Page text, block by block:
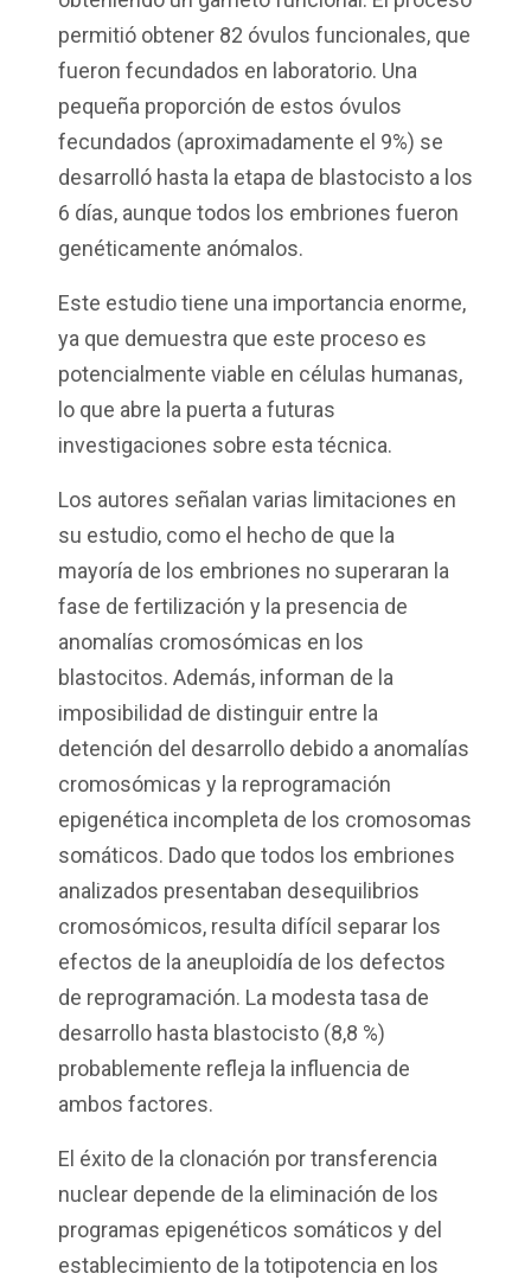
permitió obtener 82 óvulos funcionales, que
fueron fecundados en laboratorio. Una
pequeña proporción de estos óvulos
fecundados (aproximadamente el 9%) se
desarrolló hasta la etapa de blastocisto a los
6 días, aunque todos los embriones fueron
genéticamente anómalos.
Este estudio tiene una importancia enorme,
ya que demuestra que este proceso es
potencialmente viable en células humanas,
lo que abre la puerta a futuras
investigaciones sobre esta técnica.
Los autores señalan varias limitaciones en
su estudio, como el hecho de que la
mayoría de los embriones no superaran la
fase de fertilización y la presencia de
anomalías cromosómicas en los
blastocitos. Además, informan de la
imposibilidad de distinguir entre la
detención del desarrollo debido a anomalías
cromosómicas y la reprogramación
epigenética incompleta de los cromosomas
somáticos. Dado que todos los embriones
analizados presentaban desequilibrios
cromosómicos, resulta difícil separar los
efectos de la aneuploidía de los defectos
de reprogramación. La modesta tasa de
desarrollo hasta blastocisto (8,8 %)
probablemente refleja la influencia de
ambos factores.
El éxito de la clonación por transferencia
nuclear depende de la eliminación de los
programas epigenéticos somáticos y del
establecimiento de la totipotencia en los